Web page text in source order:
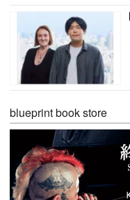
blueprint book store